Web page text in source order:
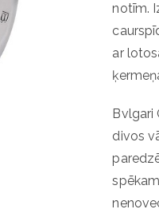
notīm.
ar
Bvlgari
divos